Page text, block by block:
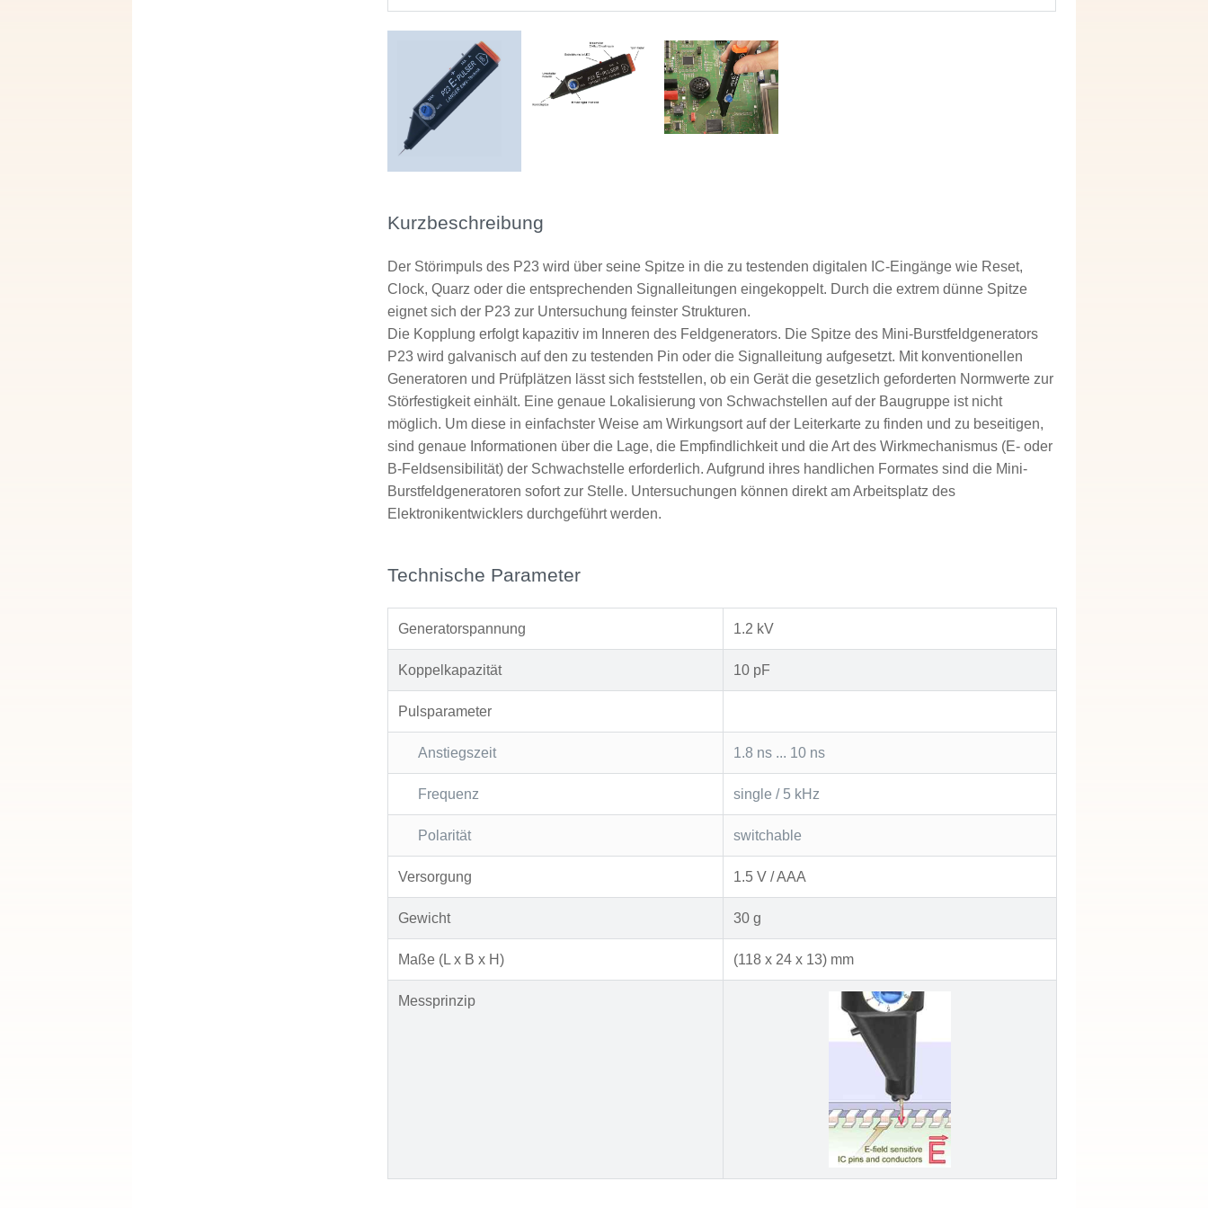
Kurzbeschreibung
Der Störimpuls des P23 wird über seine Spitze in die zu testenden digitalen IC-Eingänge wie Reset,
Clock, Quarz oder die entsprechenden Signalleitungen eingekoppelt. Durch die extrem dünne Spitze
eignet sich der P23 zur Untersuchung feinster Strukturen.
Die Kopplung erfolgt kapazitiv im Inneren des Feldgenerators. Die Spitze des Mini-Burstfeldgenerators
P23 wird galvanisch auf den zu testenden Pin oder die Signalleitung aufgesetzt. Mit konventionellen
Generatoren und Prüfplätzen lässt sich feststellen, ob ein Gerät die gesetzlich geforderten Normwerte zur
Störfestigkeit einhält. Eine genaue Lokalisierung von Schwachstellen auf der Baugruppe ist nicht
möglich. Um diese in einfachster Weise am Wirkungsort auf der Leiterkarte zu finden und zu beseitigen,
sind genaue Informationen über die Lage, die Empfindlichkeit und die Art des Wirkmechanismus (E- oder
B-Feldsensibilität) der Schwachstelle erforderlich. Aufgrund ihres handlichen Formates sind die Mini-
Burstfeldgeneratoren sofort zur Stelle. Untersuchungen können direkt am Arbeitsplatz des
Elektronikentwicklers durchgeführt werden.
Technische Parameter
Generatorspannung 1.2 kV
Koppelkapazität 10 pF
Pulsparameter
Anstiegszeit 1.8 ns ... 10 ns
Frequenz single / 5 kHz
Polarität switchable
Versorgung 1.5 V / AAA
Gewicht 30 g
Maße (L x B x H) (118 x 24 x 13) mm
Messprinzip